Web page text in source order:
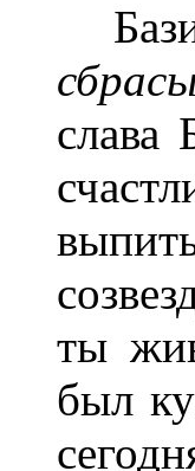
слава
ты
был